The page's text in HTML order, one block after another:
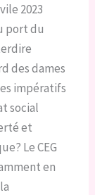
2023
port du
des dames
impératifs
social
et
Le CEG
en